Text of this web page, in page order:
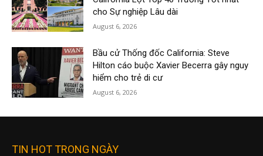
cho Sự nghiệp Lâu dài
August 6, 2026
Bầu cử Thống đốc California: Steve
Hilton cáo buộc Xavier Becerra gây nguy
hiểm cho trẻ di cư
August 6, 2026
TIN HOT TRONG NGÀY